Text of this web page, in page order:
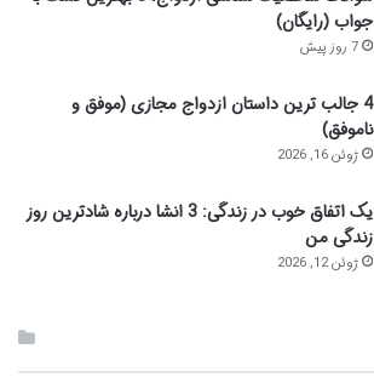
جواب (رایگان)
7 روز پیش
4 جالب ترین داستان ازدواج مجازی (موفق و
ناموفق)
ژوئن 16, 2026
یک اتفاق خوب در زندگی: 3 انشا درباره شادترین روز
زندگی من
ژوئن 12, 2026